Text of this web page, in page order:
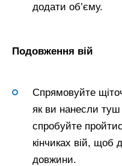
додати об’єму.
Подовження вій
Спрямовуйте
як ви нанесли
спробуйте
кінчиках вій, щоб
довжини.